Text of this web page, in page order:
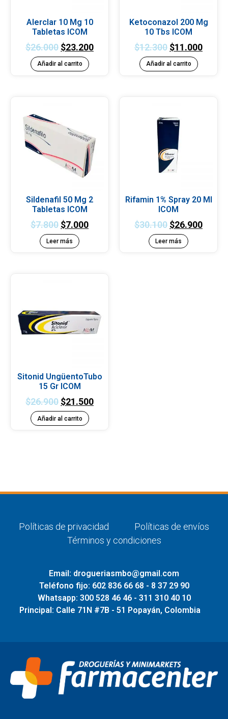
Alerclar 10 Mg 10
Tabletas ICOM
$26.000 $23.200
Añadir al carrito
Ketoconazol 200 Mg
10 Tbs ICOM
$12.300 $11.000
Añadir al carrito
Sildenafil 50 Mg 2
Tabletas ICOM
$7.800 $7.000
Leer más
Rifamin 1% Spray 20 Ml
ICOM
$30.100 $26.900
Leer más
Sitonid UngüentoTubo
15 Gr ICOM
$26.900 $21.500
Añadir al carrito
Políticas de privacidad
Políticas de envíos
Términos y condiciones
Email: drogueriasmbo@gmail.com
Teléfono fijo: 602 836 66 68 - 8 37 29 90
Whatsapp: 300 528 46 46 - 311 310 40 10
Principal: Calle 71N #7B - 51 Popayán, Colombia